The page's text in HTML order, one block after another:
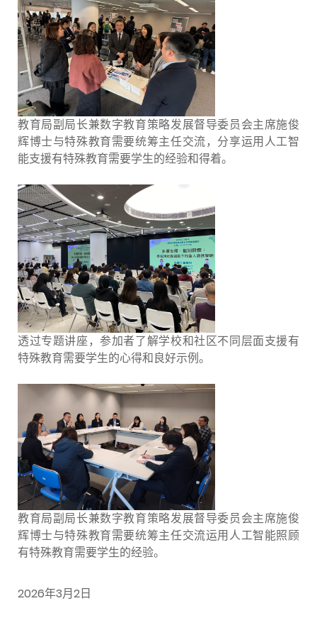
教育局副局长兼数字教育策略发展督导委员会主席施俊
辉博士与特殊教育需要统筹主任交流，分享运用人工智
能支援有特殊教育需要学生的经验和得着。
透过专题讲座，参加者了解学校和社区不同层面支援有
特殊教育需要学生的心得和良好示例。
教育局副局长兼数字教育策略发展督导委员会主席施俊
辉博士与特殊教育需要统筹主任交流运用人工智能照顾
有特殊教育需要学生的经验。
2026年3月2日